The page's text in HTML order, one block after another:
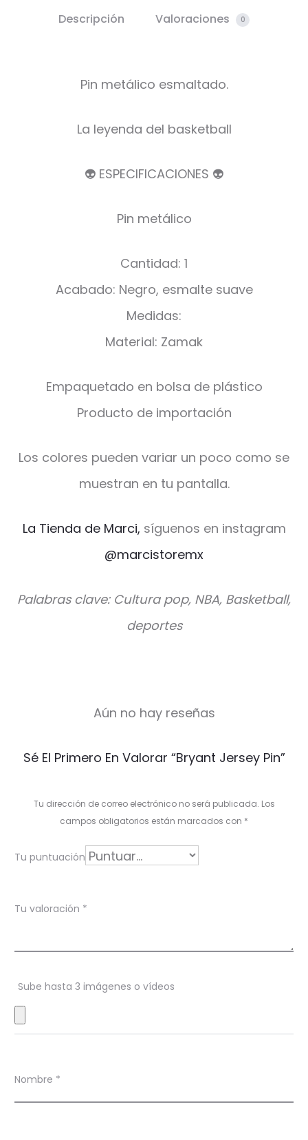
Descripción Valoraciones 0
Pin metálico esmaltado.
La leyenda del basketball
👽 ESPECIFICACIONES 👽
Pin metálico
Cantidad: 1
Acabado: Negro, esmalte suave
Medidas:
Material: Zamak
Empaquetado en bolsa de plástico
Producto de importación
Los colores pueden variar un poco como se
muestran en tu pantalla.
La Tienda de Marci, síguenos en instagram
@marcistoremx
Palabras clave: Cultura pop, NBA, Basketball,
deportes
V
a
r
i
o
e
s
Aún no hay reseñas
Sé El Primero En Valorar “Bryant Jersey Pin”
Tu dirección de correo electrónico no será publicada. Los
campos obligatorios están marcados con *
Tu puntuación
Tu valoración *
Sube hasta 3 imágenes o vídeos
Nombre *